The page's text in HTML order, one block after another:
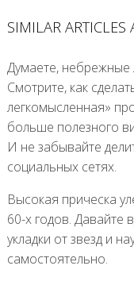
SIMILAR ARTICLES
Думаете, небрежные
Смотрите, как
легкомысленная»
больше полезного
И не забывайте
социальных сетях.
Высокая прическа
60-х годов. Давайте
укладки от звезд и
самостоятельно.